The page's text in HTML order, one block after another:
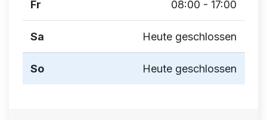
Fr 08:00 - 17:00
Sa Heute geschlossen
So Heute geschlossen